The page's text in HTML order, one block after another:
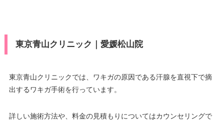
東京青山クリニック｜愛媛松山院
東京青山クリニックでは、ワキガの原因である汗腺を直視下で摘
出するワキガ手術を行っています。
詳しい施術方法や、料金の見積もりについてはカウンセリングで